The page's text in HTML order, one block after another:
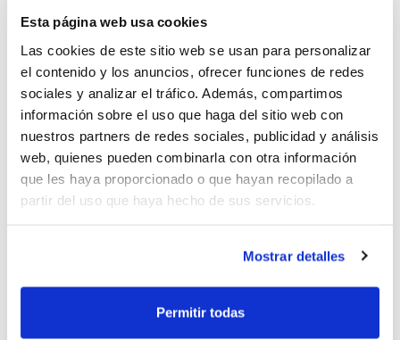
Esta página web usa cookies
Las cookies de este sitio web se usan para personalizar
el contenido y los anuncios, ofrecer funciones de redes
sociales y analizar el tráfico. Además, compartimos
información sobre el uso que haga del sitio web con
nuestros partners de redes sociales, publicidad y análisis
web, quienes pueden combinarla con otra información
que les haya proporcionado o que hayan recopilado a
partir del uso que haya hecho de sus servicios.
Mostrar detalles
Permitir todas
Se busca entrenad@res para Senior
Masc Zonal y Femenino
CLUB BASQUET POBLA DE VALLBONA CALLE
VALENCIA S/N Buscamos entrenadores para
nuestro Senior Masc 2Zonal y Senior Fem.
anunciante 659080933 (Kako) Powered by...